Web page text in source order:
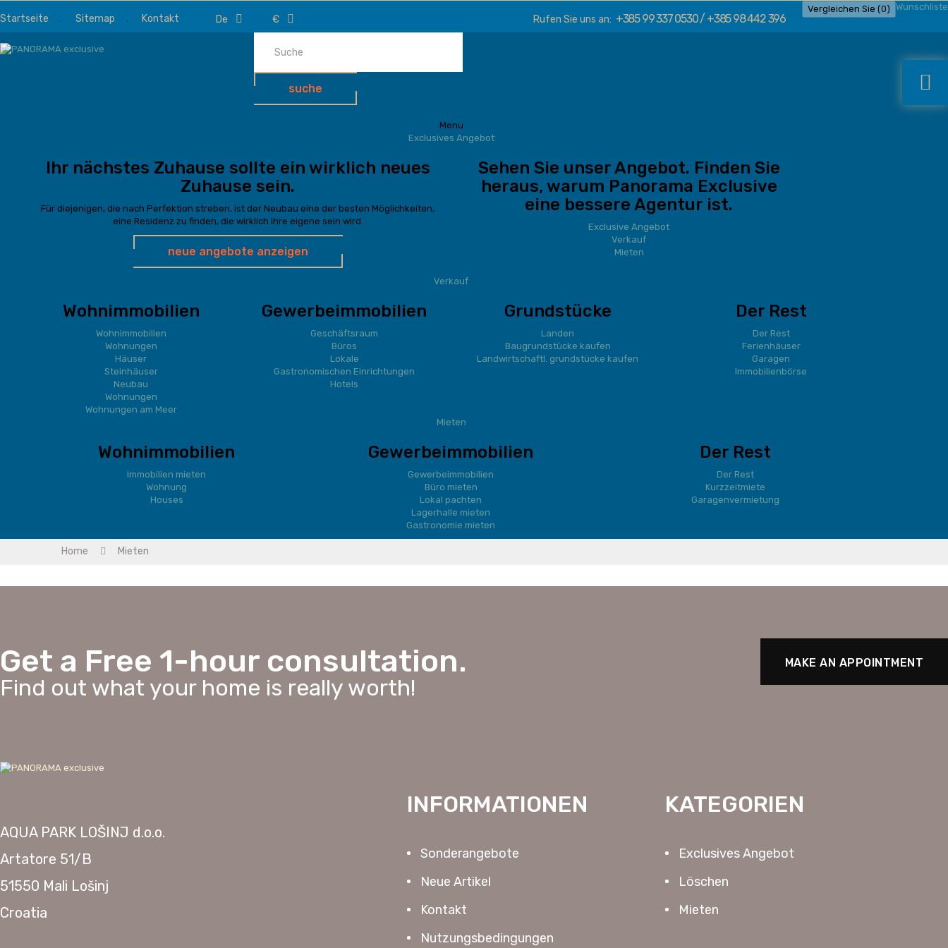
Startseite Sitemap Kontakt de €
Wunschliste
Vergleichen Sie (0)
Rufen Sie uns an: +385 99 337 0530 / +385 98 442 396
suche
Menu
Exclusives Angebot
Ihr nächstes Zuhause sollte ein wirklich neues
Zuhause sein.
Für diejenigen, die nach Perfektion streben, ist der Neubau eine der besten Möglichkeiten,
eine Residenz zu finden, die wirklich Ihre eigene sein wird.
neue angebote anzeigen
Sehen Sie unser Angebot. Finden Sie
heraus, warum Panorama Exclusive
eine bessere Agentur ist.
Exclusive Angebot
Verkauf
Mieten
Verkauf
Wohnimmobilien
Wohnimmobilien
Wohnungen
Häuser
Steinhäuser
Neubau
Wohnungen
Wohnungen am Meer
Gewerbeimmobilien
Geschäftsraum
Büros
Lokale
Gastronomischen Einrichtungen
Hotels
Grundstücke
Landen
Baugrundstücke kaufen
Landwirtschaftl. grundstücke kaufen
Der Rest
Der Rest
Ferienhäuser
Garagen
Immobilienbörse
Mieten
Wohnimmobilien
Immobilien mieten
Wohnung
Houses
Gewerbeimmobilien
Gewerbeimmobilien
Büro mieten
Lokal pachten
Lagerhalle mieten
Gastronomie mieten
Der Rest
Der Rest
Kurzzeitmiete
Garagenvermietung
Home Mieten
Get a Free 1-hour consultation.
Find out what your home is really worth!
MAKE AN APPOINTMENT
AQUA PARK LOŠINJ d.o.o.
Artatore 51/B
51550 Mali Lošinj
Croatia
INFORMATIONEN
Sonderangebote
Neue Artikel
Kontakt
Nutzungsbedingungen
KATEGORIEN
Exclusives Angebot
Löschen
Mieten